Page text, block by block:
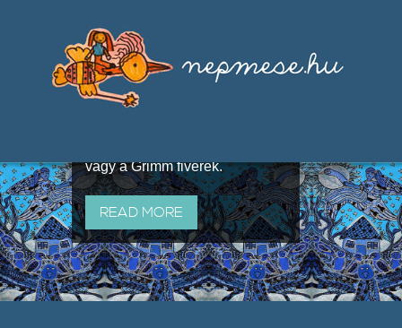
útján terjedő elbeszélésekből,
melyeket olyan ismert gyűjtők
állítottak össze, mint Benedek
vagy a Grimm fivérek.
READ MORE